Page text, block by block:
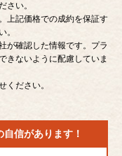
さい。
上記価格での成約を保証す
。
が確認した情報です。プラ
きないように配慮していま
ください。
自信があります！